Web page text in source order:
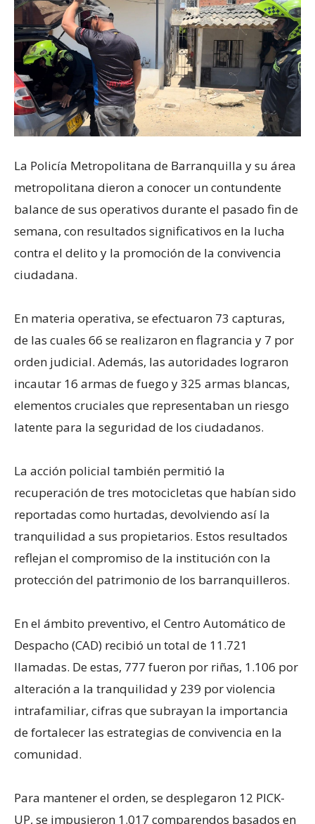
La Policía Metropolitana de Barranquilla y su área
metropolitana dieron a conocer un contundente
balance de sus operativos durante el pasado fin de
semana, con resultados significativos en la lucha
contra el delito y la promoción de la convivencia
ciudadana.
En materia operativa, se efectuaron 73 capturas,
de las cuales 66 se realizaron en flagrancia y 7 por
orden judicial. Además, las autoridades lograron
incautar 16 armas de fuego y 325 armas blancas,
elementos cruciales que representaban un riesgo
latente para la seguridad de los ciudadanos.
La acción policial también permitió la
recuperación de tres motocicletas que habían sido
reportadas como hurtadas, devolviendo así la
tranquilidad a sus propietarios. Estos resultados
reflejan el compromiso de la institución con la
protección del patrimonio de los barranquilleros.
En el ámbito preventivo, el Centro Automático de
Despacho (CAD) recibió un total de 11.721
llamadas. De estas, 777 fueron por riñas, 1.106 por
alteración a la tranquilidad y 239 por violencia
intrafamiliar, cifras que subrayan la importancia
de fortalecer las estrategias de convivencia en la
comunidad.
Para mantener el orden, se desplegaron 12 PICK-
UP, se impusieron 1.017 comparendos basados en